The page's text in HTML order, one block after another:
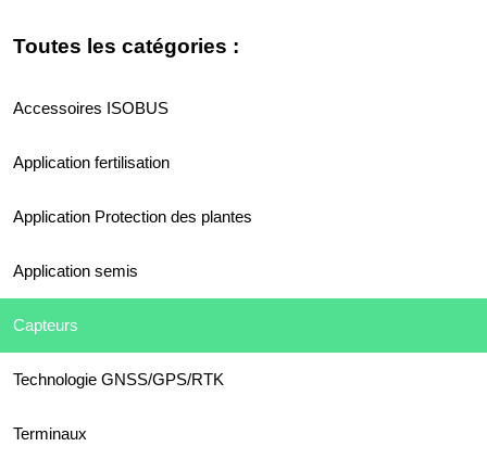
Toutes les catégories :
Accessoires ISOBUS
Application fertilisation
Application Protection des plantes
Application semis
Capteurs
Technologie GNSS/GPS/RTK
Terminaux